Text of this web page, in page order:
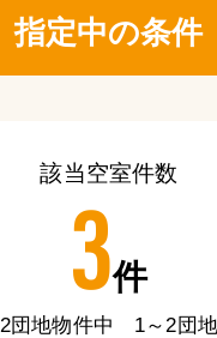
指定中の条件
該当空室件数
3件
2団地物件中 1～2団地